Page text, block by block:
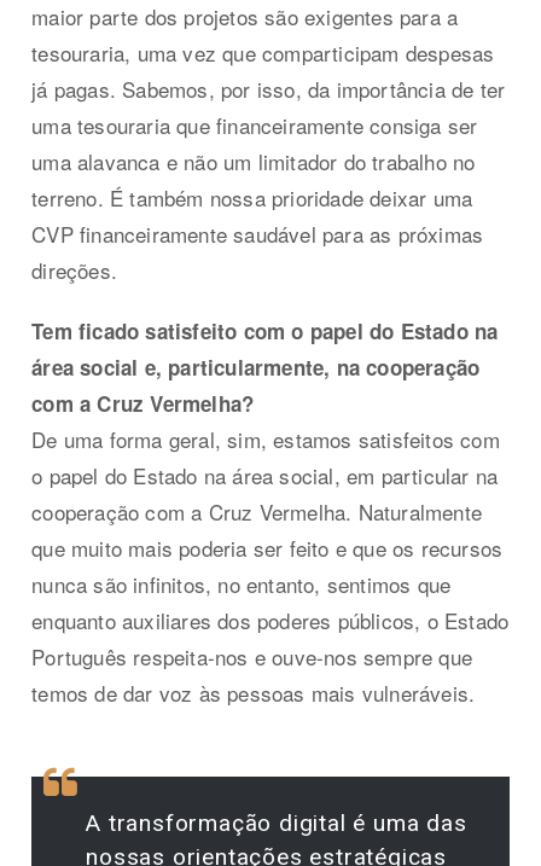
maior parte dos projetos são exigentes para a
tesouraria, uma vez que comparticipam despesas
já pagas. Sabemos, por isso, da importância de ter
uma tesouraria que financeiramente consiga ser
uma alavanca e não um limitador do trabalho no
terreno. É também nossa prioridade deixar uma
CVP financeiramente saudável para as próximas
direções.
Tem ficado satisfeito com o papel do Estado na
área social e, particularmente, na cooperação
com a Cruz Vermelha?
De uma forma geral, sim, estamos satisfeitos com
o papel do Estado na área social, em particular na
cooperação com a Cruz Vermelha. Naturalmente
que muito mais poderia ser feito e que os recursos
nunca são infinitos, no entanto, sentimos que
enquanto auxiliares dos poderes públicos, o Estado
Português respeita-nos e ouve-nos sempre que
temos de dar voz às pessoas mais vulneráveis.
A transformação digital é uma das
nossas orientações estratégicas